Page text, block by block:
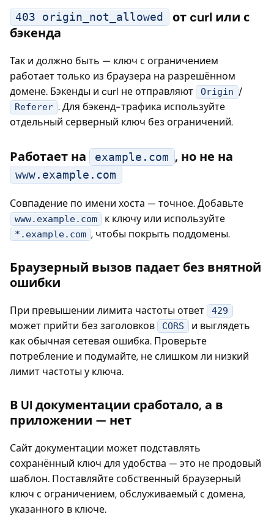
403 origin_not_allowed
от curl или с
бэкенда
Так и должно быть — ключ с ограничением
работает только из браузера на разрешённом
домене. Бэкенды и curl не отправляют
Origin /
Referer . Для бэкенд-трафика используйте
отдельный серверный ключ без ограничений.
Работает на example.com , но не на
www.example.com
Совпадение по имени хоста — точное. Добавьте
www.example.com к ключу или используйте
*.example.com , чтобы покрыть поддомены.
Браузерный вызов падает без внятной
ошибки
При превышении лимита частоты ответ 429
может прийти без заголовков CORS
и выглядеть
как обычная сетевая ошибка. Проверьте
потребление и подумайте, не слишком ли низкий
лимит частоты у ключа.
В UI документации сработало, а в
приложении — нет
Сайт документации может подставлять
сохранённый ключ для удобства — это не продовый
шаблон. Поставляйте собственный браузерный
ключ с ограничением, обслуживаемый с домена,
указанного в ключе.